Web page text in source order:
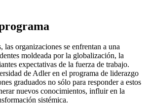
las organizaciones se enfrentan a una
moldeada por la globalización, la
expectativas de la fuerza de trabajo.
de Adler en el programa de liderazgo
graduados no sólo para responder a estos
nuevos conocimientos, influir en la
sistémica.